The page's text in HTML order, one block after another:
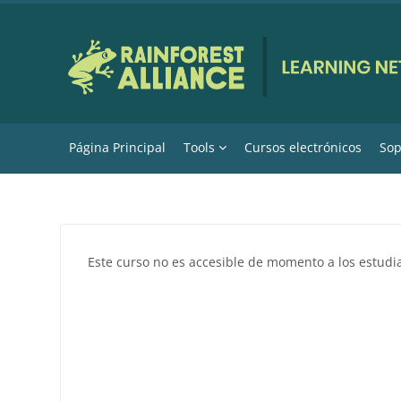
Página Principal Tools Cursos electrónicos
Este curso no es accesible de momento a los